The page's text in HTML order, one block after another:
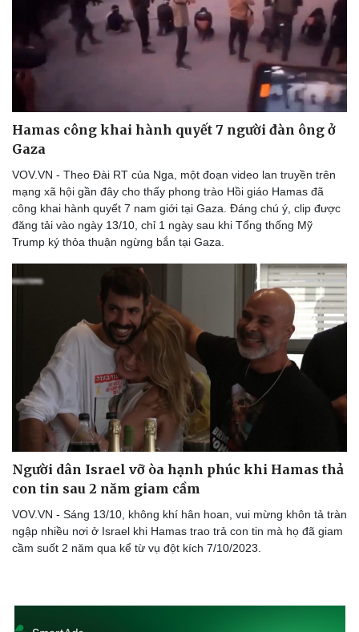
Doanh nghiệp
Doanh nghiệp 24h
Doanh nhân
Vì cộng đồng
Tin Công nghệ
Trải nghiệm
Hamas công khai hành quyết 7 người đàn ông ở
Gaza
VOV.VN - Theo Đài RT của Nga, một đoạn video lan truyền trên
mạng xã hội gần đây cho thấy phong trào Hồi giáo Hamas đã
công khai hành quyết 7 nam giới tại Gaza. Đáng chú ý, clip được
đăng tải vào ngày 13/10, chỉ 1 ngày sau khi Tổng thống Mỹ
Trump ký thỏa thuận ngừng bắn tại Gaza.
Người dân Israel vỡ òa hạnh phúc khi Hamas thả
con tin sau 2 năm giam cầm
VOV.VN - Sáng 13/10, không khí hân hoan, vui mừng khôn tả tràn
ngập nhiều nơi ở Israel khi Hamas trao trả con tin mà họ đã giam
cầm suốt 2 năm qua kể từ vụ đột kích 7/10/2023.